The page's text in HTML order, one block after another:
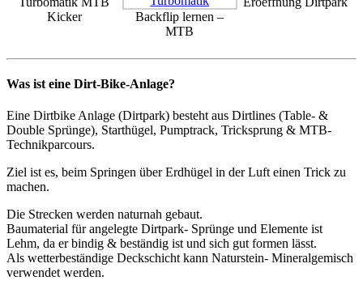
Kicker
Backflip lernen –
MTB
Was ist eine Dirt-Bike-Anlage?
Eine Dirtbike Anlage (Dirtpark) besteht aus Dirtlines (Table- &
Double Sprünge), Starthügel, Pumptrack, Tricksprung & MTB-
Technikparcours.
Ziel ist es, beim Springen über Erdhügel in der Luft einen Trick zu
machen.
Die Strecken werden naturnah gebaut.
Baumaterial für angelegte Dirtpark- Sprünge und Elemente ist
Lehm, da er bindig & beständig ist und sich gut formen lässt.
Als wetterbeständige Deckschicht kann Naturstein- Mineralgemisch
verwendet werden.